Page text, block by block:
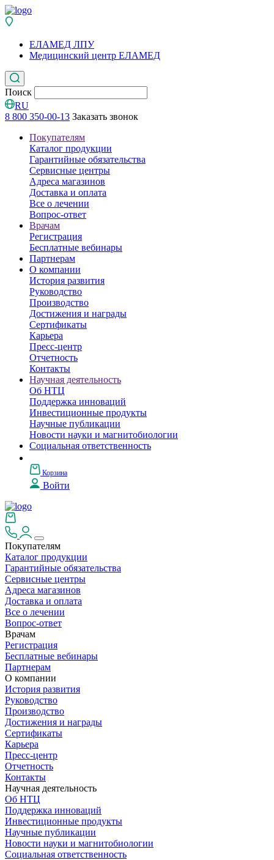
ЕЛАМЕД ЛПУ
Медицинский центр ЕЛАМЕД
Поиск
RU
8 800 350-00-13 Заказать звонок
Покупателям
Каталог продукции
Гарантийные обязательства
Сервисные центры
Адреса магазинов
Доставка и оплата
Все о лечении
Вопрос-ответ
Врачам
Регистрация
Бесплатные вебинары
Партнерам
О компании
История развития
Руководство
Производство
Достижения и награды
Сертификаты
Карьера
Пресс-центр
Отчетность
Контакты
Научная деятельность
Об НТЦ
Поддержка инноваций
Инвестиционные продукты
Научные публикации
Новости науки и магнитобиологии
Социальная ответственность
Корзина
Войти
Покупателям
Каталог продукции
Гарантийные обязательства
Сервисные центры
Адреса магазинов
Доставка и оплата
Все о лечении
Вопрос-ответ
Врачам
Регистрация
Бесплатные вебинары
Партнерам
О компании
История развития
Руководство
Производство
Достижения и награды
Сертификаты
Карьера
Пресс-центр
Отчетность
Контакты
Научная деятельность
Об НТЦ
Поддержка инноваций
Инвестиционные продукты
Научные публикации
Новости науки и магнитобиологии
Социальная ответственность